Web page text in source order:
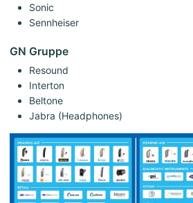
Sonic
Sennheiser
GN Gruppe
Resound
Interton
Beltone
Jabra (Headphones)